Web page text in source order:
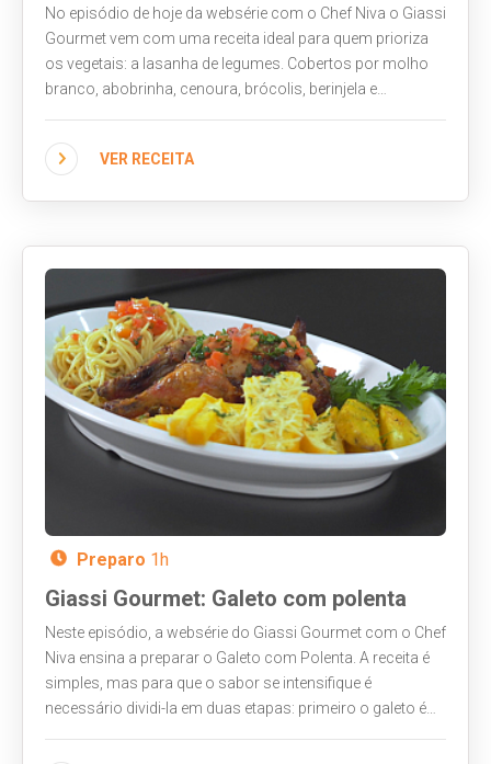
No episódio de hoje da websérie com o Chef Niva o Giassi
Gourmet vem com uma receita ideal para quem prioriza
os vegetais: a lasanha de legumes. Cobertos por molho
branco, abobrinha, cenoura, brócolis, berinjela e
acompanhe o modo de preparo completo e faça
também!VER RECEITA
Preparo 1h
Giassi Gourmet: Galeto com polenta
Neste episódio, a websérie do Giassi Gourmet com o Chef
Niva ensina a preparar o Galeto com Polenta. A receita é
simples, mas para que o sabor se intensifique é
necessário dividi-la em duas etapas: primeiro o galeto é
enquanto ele estiver no forno, é a vez dos